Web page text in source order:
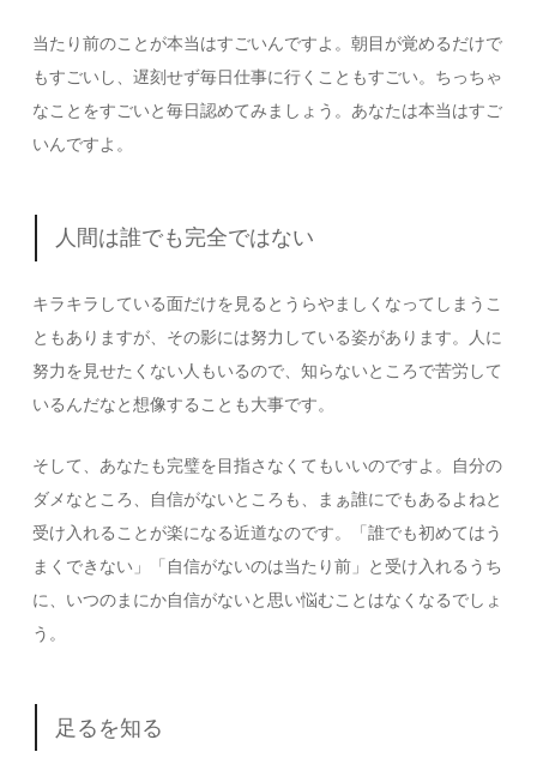
当たり前のことが本当はすごいんですよ。朝目が覚めるだけで
もすごいし、遅刻せず毎日仕事に行くこともすごい。ちっちゃ
なことをすごいと毎日認めてみましょう。あなたは本当はすご
いんですよ。
人間は誰でも完全ではない
キラキラしている面だけを見るとうらやましくなってしまうこ
ともありますが、その影には努力している姿があります。人に
努力を見せたくない人もいるので、知らないところで苦労して
いるんだなと想像することも大事です。
そして、あなたも完璧を目指さなくてもいいのですよ。自分の
ダメなところ、自信がないところも、まぁ誰にでもあるよねと
受け入れることが楽になる近道なのです。「誰でも初めてはう
まくできない」「自信がないのは当たり前」と受け入れるうち
に、いつのまにか自信がないと思い悩むことはなくなるでしょ
う。
足るを知る